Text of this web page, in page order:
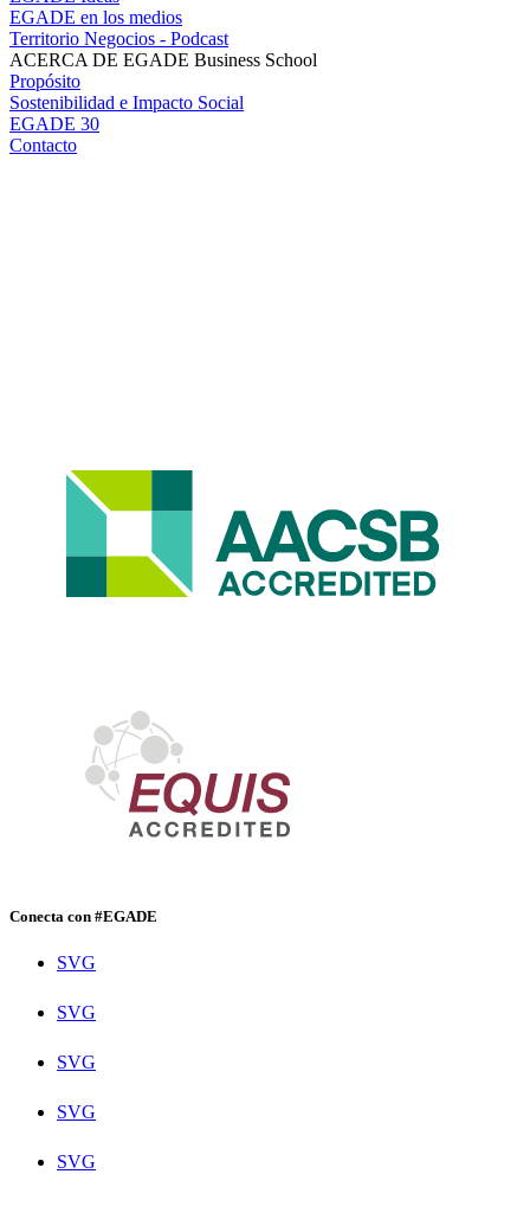
EGADE en los medios
Territorio Negocios - Podcast
ACERCA DE EGADE Business School
Propósito
Sostenibilidad e Impacto Social
EGADE 30
Contacto
Conecta con #EGADE
SVG
SVG
SVG
SVG
SVG